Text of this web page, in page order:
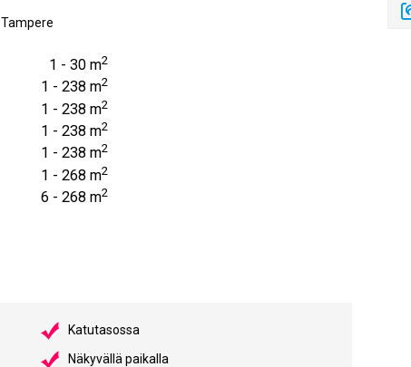
Tampere
1 - 30 m2
1 - 238 m2
1 - 238 m2
1 - 238 m2
1 - 238 m2
1 - 268 m2
6 - 268 m2
Katutasossa
Näkyvällä paikalla